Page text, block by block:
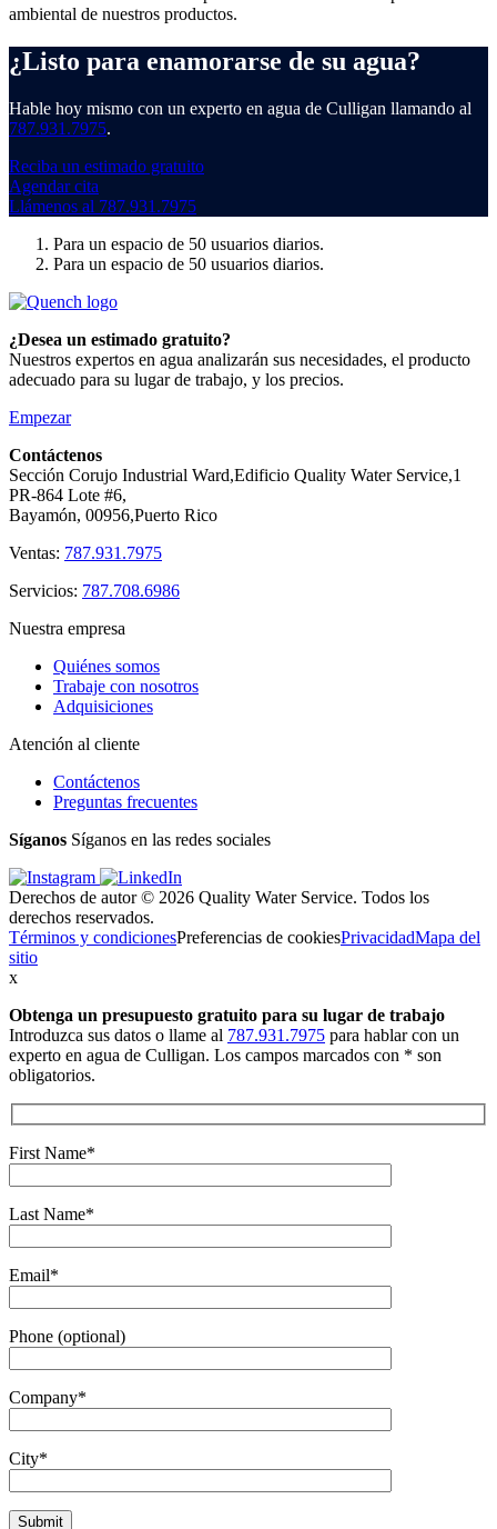
ambiental de nuestros productos.
¿Listo para enamorarse de su agua?
Hable hoy mismo con un experto en agua de Culligan llamando al
787.931.7975.
Reciba un estimado gratuito
Agendar cita
Llámenos al 787.931.7975
Para un espacio de 50 usuarios diarios.
Para un espacio de 50 usuarios diarios.
¿Desea un estimado gratuito?
Nuestros expertos en agua analizarán sus necesidades, el producto
adecuado para su lugar de trabajo, y los precios.
Empezar
Contáctenos
Sección Corujo Industrial Ward,Edificio Quality Water Service,1
PR-864 Lote #6,
Bayamón, 00956,Puerto Rico
Ventas: 787.931.7975
Servicios: 787.708.6986
Nuestra empresa
Quiénes somos
Trabaje con nosotros
Adquisiciones
Atención al cliente
Contáctenos
Preguntas frecuentes
Síganos Síganos en las redes sociales
Derechos de autor © 2026 Quality Water Service. Todos los
derechos reservados.
Términos y condicionesPreferencias de cookiesPrivacidadMapa del
sitio
x
Obtenga un presupuesto gratuito para su lugar de trabajo
Introduzca sus datos o llame al 787.931.7975 para hablar con un
experto en agua de Culligan. Los campos marcados con * son
obligatorios.
First Name*
Last Name*
Email*
Phone (optional)
Company*
City*